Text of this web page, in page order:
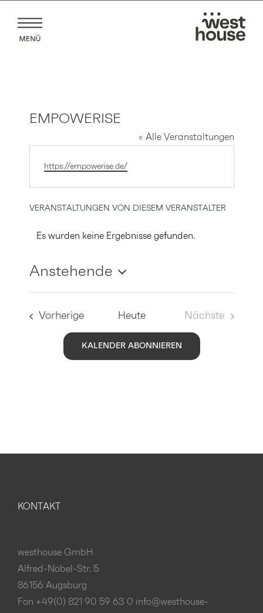
Inhalt
springen
EMPOWERISE
« Alle Veranstaltungen
Webseite
https://empowerise.de/
VERANSTALTUNGEN VON DIESEM VERANSTALTER
Es wurden keine Ergebnisse gefunden.
Anstehende
Datum
VorherigeVeranstaltungen
Heute
Nächste
KALENDER ABONNIEREN
KONTAKT
westhouse GmbH
Alfred-Nobel-Str. 5
86156 Augsburg
Fon +49(0) 821 90 59 63 0 info@westhouse-